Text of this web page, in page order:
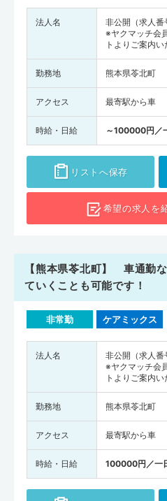
法人名
非公開（求人番
※ヤクマッチ会
トよりご案内い
勤務地 熊本県苓北町
アクセス 最寄駅から車
時給・日給 ～100000円／
リストへ保存
希望の求人を
【熊本県苓北町】 車通勤
ていくことも可能です！
非常勤 ケアミックス
法人名
非公開（求人番
※ヤクマッチ会
トよりご案内い
勤務地 熊本県苓北町
アクセス 最寄駅から車
時給・日給 100000円／一